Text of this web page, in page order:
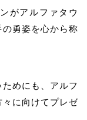
がアルファタウ
勇姿を心から称
めにも、アルフ
々に向けてプレゼ